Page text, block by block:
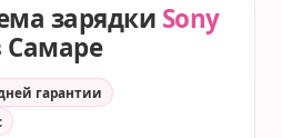
зарядки Sony
Самаре
гарантии